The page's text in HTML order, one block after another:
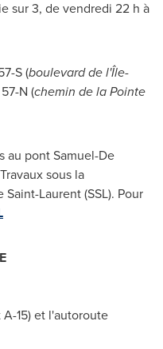
sur 3, de vendredi 22 h à
S (boulevard de l'Île-
N (chemin de laPointe
au pontSamuel-De
sous la
Saint-Laurent(SSL). Pour
15) et l'autoroute